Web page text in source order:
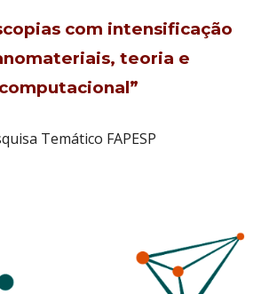
com intensificação
teoria e
Temático FAPESP